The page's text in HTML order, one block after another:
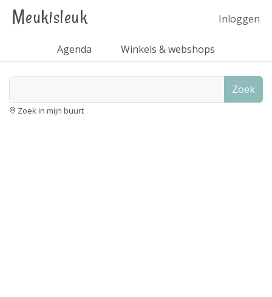
Meukisleuk Inloggen
Agenda Winkels & webshops
Zoek
Zoek in mijn buurt